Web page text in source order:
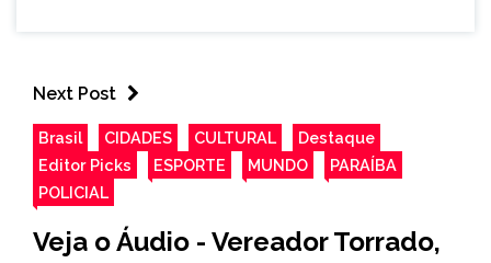
Next Post
Brasil CIDADES CULTURAL
Destaque
Editor Picks
ESPORTE MUNDO
PARAÍBA
POLICIAL
Veja o Áudio - Vereador Torrado,